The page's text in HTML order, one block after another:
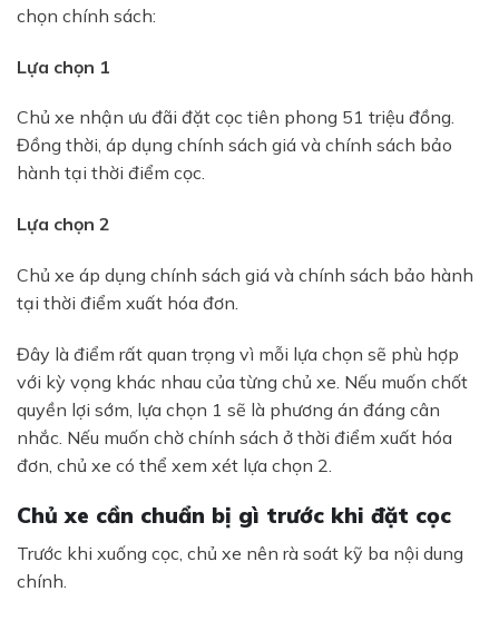
chọn chính sách:
Lựa chọn 1
Chủ xe nhận ưu đãi đặt cọc tiên phong 51 triệu đồng.
Đồng thời, áp dụng chính sách giá và chính sách bảo
hành tại thời điểm cọc.
Lựa chọn 2
Chủ xe áp dụng chính sách giá và chính sách bảo hành
tại thời điểm xuất hóa đơn.
Đây là điểm rất quan trọng vì mỗi lựa chọn sẽ phù hợp
với kỳ vọng khác nhau của từng chủ xe. Nếu muốn chốt
quyền lợi sớm, lựa chọn 1 sẽ là phương án đáng cân
nhắc. Nếu muốn chờ chính sách ở thời điểm xuất hóa
đơn, chủ xe có thể xem xét lựa chọn 2.
Chủ xe cần chuẩn bị gì trước khi đặt cọc
Trước khi xuống cọc, chủ xe nên rà soát kỹ ba nội dung
chính.